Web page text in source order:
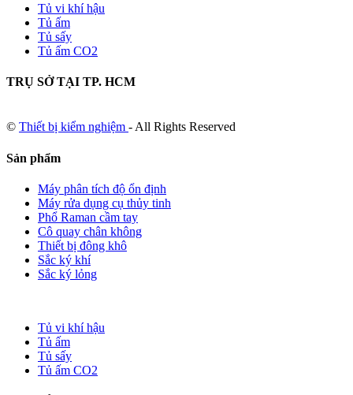
Tủ vi khí hậu
Tủ ấm
Tủ sấy
Tủ ấm CO2
TRỤ SỞ TẠI TP. HCM
© Thiết bị kiểm nghiệm - All Rights Reserved
Sản phẩm
Máy phân tích độ ổn định
Máy rửa dụng cụ thủy tinh
Phổ Raman cầm tay
Cô quay chân không
Thiết bị đông khô
Sắc ký khí
Sắc ký lỏng
Tủ vi khí hậu
Tủ ấm
Tủ sấy
Tủ ấm CO2